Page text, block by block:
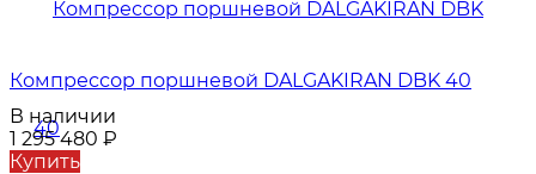
Компрессор поршневой DALGAKIRAN DBK 40
В наличии
1 295 480 ₽
Купить